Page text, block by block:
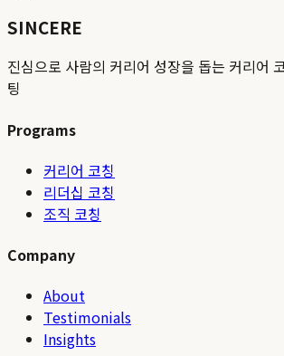
SINCERE
진심으로 사람의 커리어 성장을 돕는 커리어
팅
Programs
커리어 코칭
리더십 코칭
조직 코칭
Company
About
Testimonials
Insights